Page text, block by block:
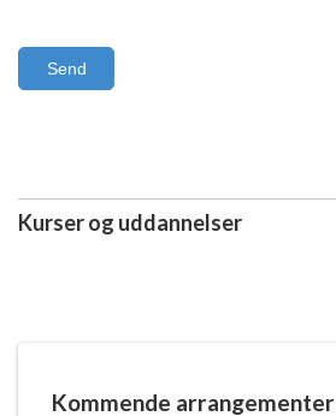
Send
Kurser og uddannelser
Kommende arrangementer